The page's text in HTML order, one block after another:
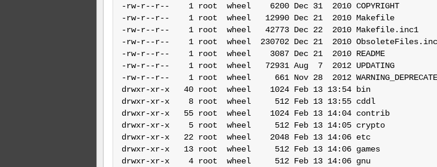
-rw-r--r--    1 root  wheel    6200 Dec 31  2010 COPYRIGHT
-rw-r--r--    1 root  wheel   12990 Dec 21  2010 Makefile
-rw-r--r--    1 root  wheel   42773 Dec 22  2010 Makefile.inc1
-rw-r--r--    1 root  wheel  230702 Dec 21  2010 ObsoleteFiles.inc
-rw-r--r--    1 root  wheel    3087 Dec 21  2010 README
-rw-r--r--    1 root  wheel   72931 Aug  7  2012 UPDATING
-rw-r--r--    1 root  wheel     661 Nov 28  2012
drwxr-xr-x   40 root  wheel    1024 Feb 13 13:54 bin
drwxr-xr-x    8 root  wheel     512 Feb 13 13:55 cddl
drwxr-xr-x   55 root  wheel    1024 Feb 13 14:04 contrib
drwxr-xr-x    5 root  wheel     512 Feb 13 14:05 crypto
drwxr-xr-x   22 root  wheel    2048 Feb 13 14:06 etc
drwxr-xr-x   13 root  wheel     512 Feb 13 14:06 games
drwxr-xr-x    4 root  wheel     512 Feb 13 14:06 gnu